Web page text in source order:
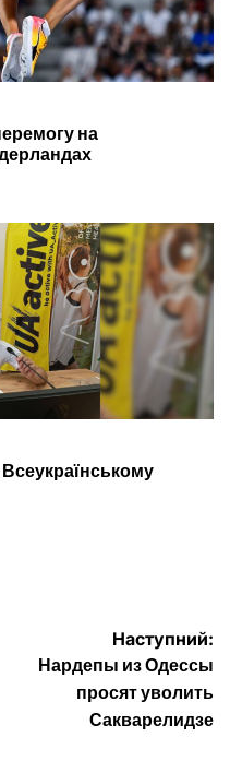
на
Наступний:
Нардепы из Одессы
просят уволить
Сакварелидзе